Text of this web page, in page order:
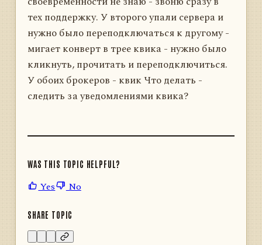
тех поддержку. У второго упали сервера и
нужно было переподключаться к другому -
мигает конверт в трее квика - нужно было
кликнуть, прочитать и переподключиться.
У обоих брокеров - квик Что делать -
следить за уведомлениями квика?
WAS THIS TOPIC HELPFUL?
Yes No
SHARE TOPIC